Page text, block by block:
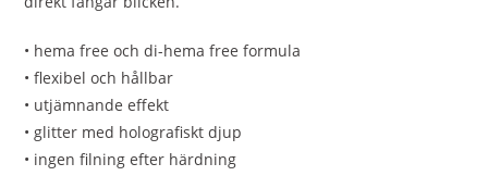
• hema free och di-hema free formula
• flexibel och hållbar
• utjämnande effekt
• glitter med holografiskt djup
• ingen filning efter härdning